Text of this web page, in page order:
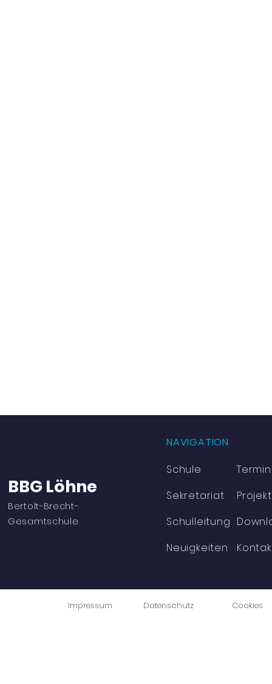
BBG Löhne
Bertolt-Brecht-
Gesamtschule
NAVIGATION
Schule
Sekretariat
Schulleitung
Neuigkeiten
Impressum Datenschutz Cookies